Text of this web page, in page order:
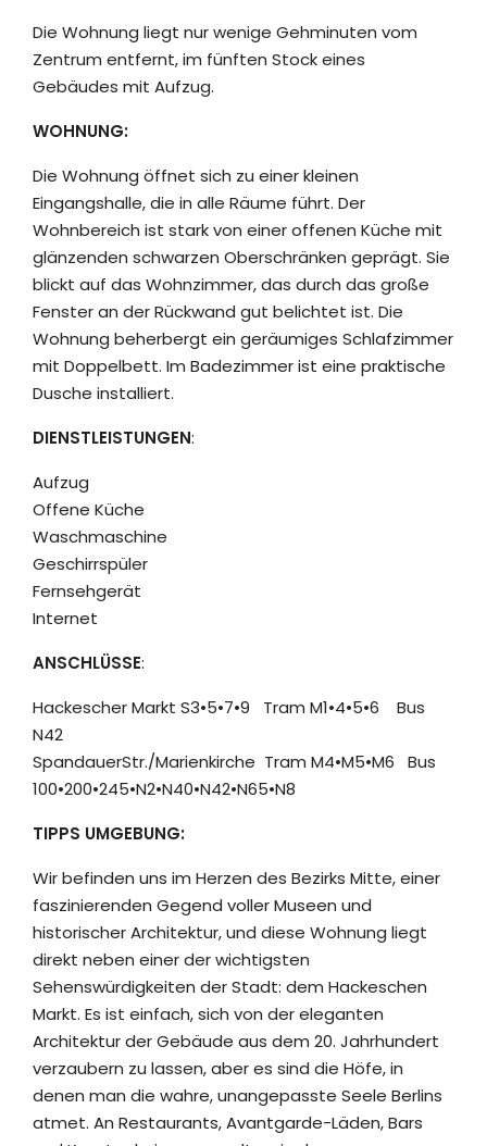
Die Wohnung liegt nur wenige Gehminuten vom
Zentrum entfernt, im fünften Stock eines
Gebäudes mit Aufzug.
WOHNUNG:
Die Wohnung öffnet sich zu einer kleinen
Eingangshalle, die in alle Räume führt. Der
Wohnbereich ist stark von einer offenen Küche mit
glänzenden schwarzen Oberschränken geprägt. Sie
blickt auf das Wohnzimmer, das durch das große
Fenster an der Rückwand gut belichtet ist. Die
Wohnung beherbergt ein geräumiges Schlafzimmer
mit Doppelbett. Im Badezimmer ist eine praktische
Dusche installiert.
DIENSTLEISTUNGEN:
Aufzug
Offene Küche
Waschmaschine
Geschirrspüler
Fernsehgerät
Internet
ANSCHLÜSSE:
Hackescher Markt S3•5•7•9 Tram M1•4•5•6 Bus
N42
SpandauerStr./Marienkirche Tram M4•M5•M6 Bus
100•200•245•N2•N40•N42•N65•N8
TIPPS UMGEBUNG:
Wir befinden uns im Herzen des Bezirks Mitte, einer
faszinierenden Gegend voller Museen und
historischer Architektur, und diese Wohnung liegt
direkt neben einer der wichtigsten
Sehenswürdigkeiten der Stadt: dem Hackeschen
Markt. Es ist einfach, sich von der eleganten
Architektur der Gebäude aus dem 20. Jahrhundert
verzaubern zu lassen, aber es sind die Höfe, in
denen man die wahre, unangepasste Seele Berlins
atmet. An Restaurants, Avantgarde-Läden, Bars